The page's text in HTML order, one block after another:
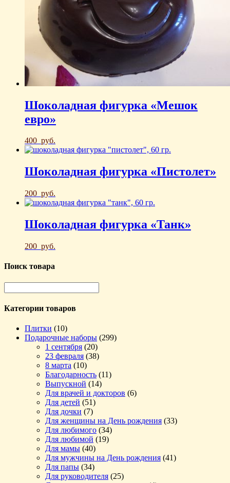
Шоколадная фигурка «Мешок
евро»
400 руб.
Шоколадная фигурка «Пистолет»
200 руб.
Шоколадная фигурка «Танк»
200 руб.
Поиск товара
Категории товаров
Плитки (10)
Подарочные наборы (299)
1 сентября (20)
23 февраля (38)
8 марта (10)
Благодарность (11)
Выпускной (14)
Для врачей и докторов (6)
Для детей (51)
Для дочки (7)
Для женщины на День рождения (33)
Для любимого (34)
Для любимой (19)
Для мамы (40)
Для мужчины на День рождения (41)
Для папы (34)
Для руководителя (25)